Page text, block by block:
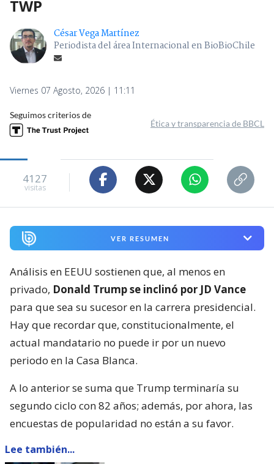
TWP
César Vega Martínez
Periodista del área Internacional en BioBioChile
Viernes 07 Agosto, 2026 | 11:11
Seguimos criterios de
Ética y transparencia de BBCL
4127
visitas
VER RESUMEN
Análisis en EEUU sostienen que, al menos en
privado, Donald Trump se inclinó por JD Vance
para que sea su sucesor en la carrera presidencial.
Hay que recordar que, constitucionalmente, el
actual mandatario no puede ir por un nuevo
periodo en la Casa Blanca.
A lo anterior se suma que Trump terminaría su
segundo ciclo con 82 años; además, por ahora, las
encuestas de popularidad no están a su favor.
Lee también...